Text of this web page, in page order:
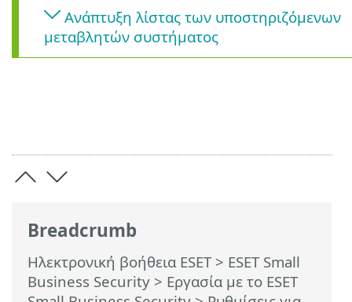
Breadcrumb
Ηλεκτρονική βοήθεια ESET> ESET Small
Business Security > Εργασία με το ESET
Ανάπτυξη λίστας των υποστηριζόμενων
μεταβλητών συστήματος